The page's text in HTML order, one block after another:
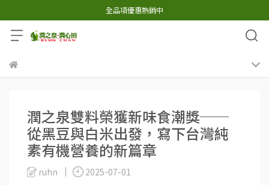
全品項優惠熱銷中
潤之泉雙料榮獲新味食潮獎──
從黑豆與白米出發，寫下台灣純
素有機營養的新篇章
ruhn 2025-07-01